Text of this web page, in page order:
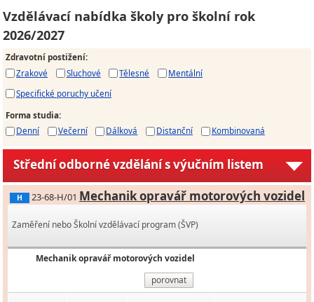
Vzdělávací nabídka školy pro školní rok
2026/2027
Zdravotní postižení:
Zrakové
Sluchové Tělesné
Mentální
Specifické poruchy učení
Forma studia:
Denní
Večerní Dálková Distanční Kombinovaná
Střední odborné vzdělání s výučním listem
H 23-68-H/01 Mechanik opravář motorových vozidel
Zaměření nebo Školní vzdělávací program (ŠVP)
Mechanik opravář motorových vozidel
porovnat